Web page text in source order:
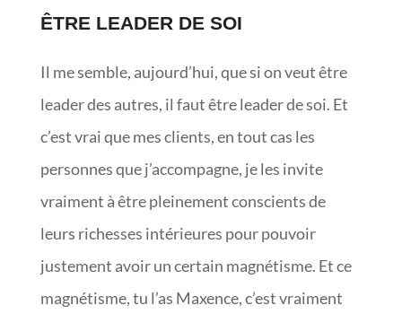
ÊTRE LEADER DE SOI
Il me semble, aujourd’hui, que si on veut être
leader des autres, il faut être leader de soi. Et
c’est vrai que mes clients, en tout cas les
personnes que j’accompagne, je les invite
vraiment à être pleinement conscients de
leurs richesses intérieures pour pouvoir
justement avoir un certain magnétisme. Et ce
magnétisme, tu l’as Maxence, c’est vraiment